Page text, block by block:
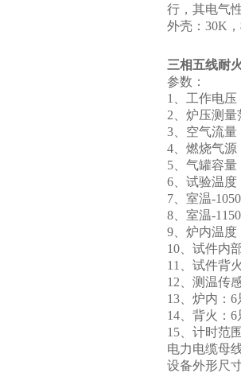
行，其电气
外壳：30K
三相五线耐
参数：
1、工作电压
2、炉压测量
3、空气流量
4、燃烧气
5、气罐容量
6、试验温度
7、室温-
8、室温-
9、炉内温
10、试件内
11、试件背
12、测温传
13、炉内：
14、背火：
15、计时范
电力电缆母
设备外形尺